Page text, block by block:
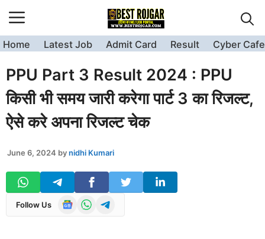
to
content
Home Latest Job Admit Card Result Cyber Cafe
PPU Part 3 Result 2024 : PPU
किसी भी समय जारी करेगा पार्ट 3 का रिजल्ट,
ऐसे करे अपना रिजल्ट चेक
June 6, 2024 bynidhi Kumari
Follow Us